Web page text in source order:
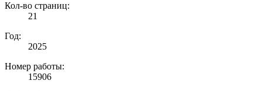
Кол-во страниц:
21
Год:
2025
Номер работы:
15906